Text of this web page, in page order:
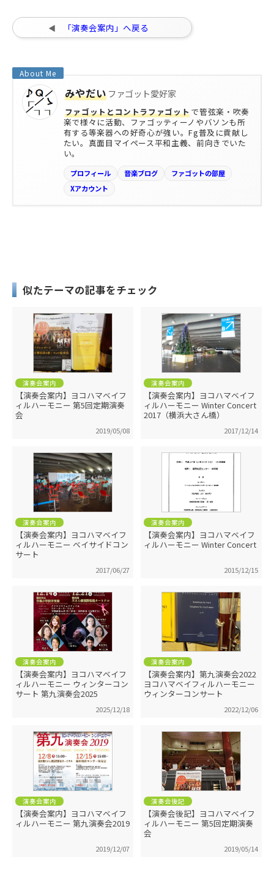
「演奏会案内」へ戻る
みやだいファゴット愛好家
ファゴットとコントラファゴットで管弦楽・吹奏
楽で様々に活動、ファゴッティーノやバソンも所
有する等楽器への好奇心が強い。Fg普及に貢献し
たい。真面目マイペース平和主義、前向きでいた
い。
プロフィール 音楽ブログ
ファゴットの部屋
Xアカウント
似たテーマの記事をチェック
演奏会案内
【演奏会案内】ヨコハマベイフ
ィルハーモニー 第5回定期演奏
会
2019/05/08
演奏会案内
【演奏会案内】ヨコハマベイフ
ィルハーモニー Winter Concert
2017（横浜大さん橋）
2017/12/14
演奏会案内
【演奏会案内】ヨコハマベイフ
ィルハーモニー ベイサイドコン
サート
2017/06/27
演奏会案内
【演奏会案内】ヨコハマベイフ
ィルハーモニー Winter Concert
2015/12/15
演奏会案内
【演奏会案内】ヨコハマベイフ
ィルハーモニー ウィンターコン
サート 第九演奏会2025
2025/12/18
演奏会案内
【演奏会案内】第九演奏会2022
ヨコハマベイフィルハーモニー
ウィンターコンサート
2022/12/06
演奏会案内
【演奏会案内】ヨコハマベイフ
ィルハーモニー 第九演奏会2019
2019/12/07
演奏会後記
【演奏会後記】ヨコハマベイフ
ィルハーモニー 第5回定期演奏
会
2019/05/14